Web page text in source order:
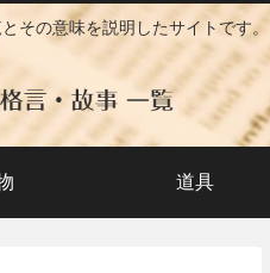
その意味を説明したサイトです。
道具